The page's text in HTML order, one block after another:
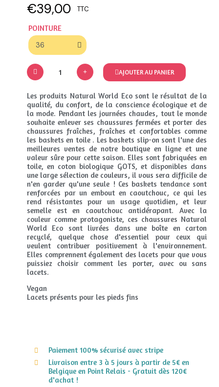
€39,00 TTC
POINTURE
AJOUTER AU PANIER
Les produits Natural World Eco sont le résultat de la
qualité, du confort, de la conscience écologique et de
la mode. Pendant les journées chaudes, tout le monde
souhaite enlever ses chaussures fermées et porter des
chaussures fraîches, fraîches et confortables comme
les baskets en toile . Les baskets slip-on sont l'une des
meilleures ventes de notre boutique en ligne et une
valeur sûre pour cette saison. Elles sont fabriquées en
toile, en coton biologique GOTS, et disponibles dans
une large sélection de couleurs, il vous sera difficile de
n'en garder qu'une seule ! Ces baskets tendance sont
renforcées par un embout en caoutchouc, ce qui les
rend résistantes pour un usage quotidien, et leur
semelle est en caoutchouc antidérapant. Avec la
couleur comme protagoniste, ces chaussures Natural
World Eco sont livrées dans une boîte en carton
recyclé, quelque chose d'essentiel pour ceux qui
veulent contribuer positivement à l'environnement.
Elles comprennent également des lacets pour que vous
puissiez choisir comment les porter, avec ou sans
lacets.
Vegan
Lacets présents pour les pieds fins
Paiement 100% sécurisé avec stripe
Livraison entre 3 à 5 jours à partir de 5€ en
Belgique en Point Relais - Gratuit dès 120€
d'achat !